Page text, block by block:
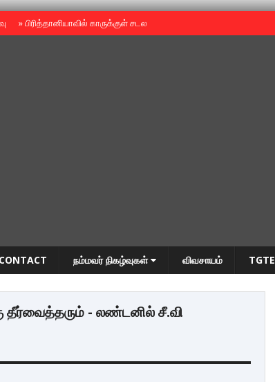
»பிரித்தானியாவில் காருக்குள் சடலம் -தமிழருடையதா ?
CONTACT நம்மவர் நிகழ்வுகள் விவசாயம் TGTE
தீர்வைத்தரும் - லண்டனில் சீ.வி